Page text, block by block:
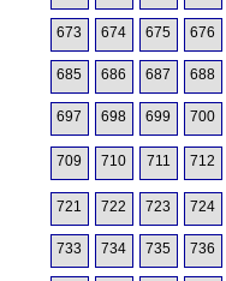
673 674 675 676
685 686 687 688
697 698 699 700
709 710 711 712
721 722 723 724
733 734 735 736